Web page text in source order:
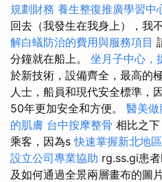
規劃財務 養生整復推廣學習中
回去（我發生在我身上），我
解白蟻防治的費用與服務項目
分鐘就在船上。 坐月子中心，
於新技術，設備齊全，最高的
人士，船員和現代安全標準，
50年更加安全和方便。 醫美
的肌膚 台中按摩整骨 相比之
乘客，因為s快速掌握新北地
設立公司專業協助 rg.ss.gi患
及如何通過全景兩層畫布的圖